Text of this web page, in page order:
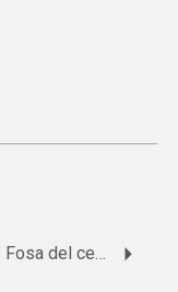
Fosa del cementerio de Linares de la Sierra.